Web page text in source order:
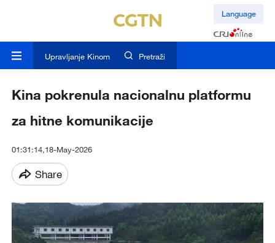
Language
Upravljanje Kinom Pretraži
Kina pokrenula nacionalnu platformu
za hitne komunikacije
01:31:14,18-May-2026
Share